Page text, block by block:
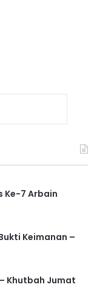
Ke-7 Arbain
Keimanan –
Khutbah Jumat